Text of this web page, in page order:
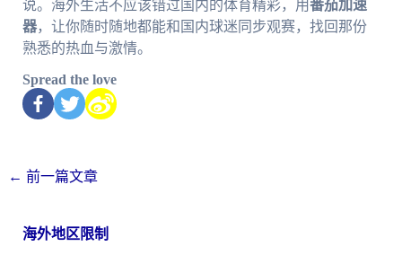
说。海外生活不应该错过国内的体育精彩，用番茄加速
器，让你随时随地都能和国内球迷同步观赛，找回那份
熟悉的热血与激情。
Spread the love
← 前一篇文章
海外地区限制